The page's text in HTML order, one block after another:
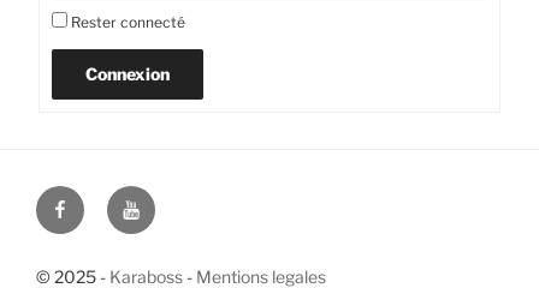
Rester connecté
Connexion
FacebookYouTube
© 2025 - Karaboss - Mentions legales